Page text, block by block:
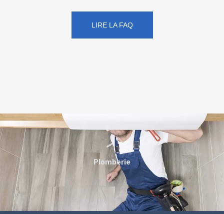
LIRE LA FAQ
Plomberie